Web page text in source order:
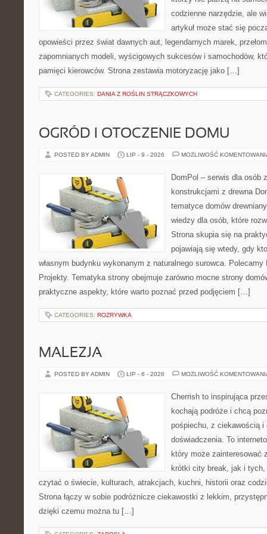
codzienne narzędzie, ale
artykuł może stać się
opowieści przez świat dawnych aut, legendarnych marek,
zapomnianych modeli, wyścigowych sukcesów i samochodów,
pamięci kierowców. Strona zestawia motoryzację jako […]
CATEGORIES: DANIA Z ROŚLIN STRĄCZKOWYCH
OGRÓD I OTOCZENIE DOMU
POSTED BY ADMIN LIP - 9 - 2026 MOŻLIWOŚĆ
DomPol – serwis dla osób
konstrukcjami z drewna
tematyce domów
wiedzy dla osób, które
Strona skupia się na
pojawiają się wtedy, gdy
własnym budynku wykonanym z naturalnego surowca.
Projekty. Tematyka strony obejmuje zarówno mocne strony
praktyczne aspekty, które warto poznać przed podjęciem […]
CATEGORIES: ROZRYWKA
MALEZJA
POSTED BY ADMIN LIP - 6 - 2026 MOŻLIWOŚĆ
Cherrish to inspirująca
kochają podróże i chcą
pośpiechu, z ciekawością i
doświadczenia. To
który może zainteresować
krótki city break, jak i
czytać o świecie, kulturach, atrakcjach, kuchni, historii oraz
Strona łączy w sobie podróżnicze ciekawostki z lekkim,
dzięki czemu można tu […]